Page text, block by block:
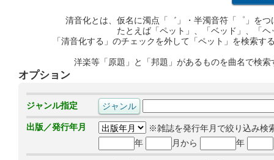
清音化とは、仮名に濁点「゛」・半濁音符「゜」を
たとえば「ペット」、「ベッド」、「
「清音化する」のチェックを外して「ペット」を検索
洋楽等「原題」と「邦題」があるものを曲名で検
オプション
ジャンル指定
出版／発行年月
※雑誌を発行年月で絞り込み検
年
月から 年